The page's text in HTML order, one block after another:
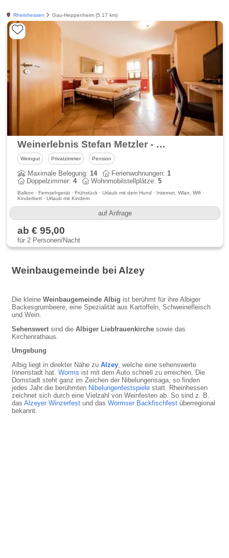
Rheinhessen Gau-Heppenheim (5.17 km)
Weinerlebnis Stefan Metzler - Winzerurlaub in Rheinhessen
Weingut Privatzimmer Pension
Maximale Belegung:14 Ferienwohnungen:1
Doppelzimmer:4 Wohnmobilstellplätze:5
Balkon · Fernsehgerät · Frühstück · Urlaub mit dem Hund · Internet, Wlan, Wifi ·
Kinderbett · Urlaub mit Kindern
auf Anfrage
ab € 95,00
für 2 Personen/Nacht
Weinbaugemeinde bei Alzey
Die kleineWeinbaugemeinde Albig ist berühmt für ihre Albiger
Backesgrumbeere, eine Spezialität aus Kartoffeln, Schweinefleisch
und Wein.
Sehenswert sind dieAlbiger Liebfrauenkirche sowie das
Kirchenrathaus.
Umgebung
Albig liegt in direkter Nähe zuAlzey, welche eine sehenswerte
Innenstadt hat.Worms ist mit dem Auto schnell zu erreichen. Die
Domstadt steht ganz im Zeichen der Nibelungensaga, so finden
jedes Jahr die berühmten Nibelungenfestspiele statt. Rheinhessen
zeichnet sich durch eine Vielzahl von Weinfesten ab. So sind z. B.
dasAlzeyer Winzerfest und dasWormser Backfischfest überregional
bekannt.